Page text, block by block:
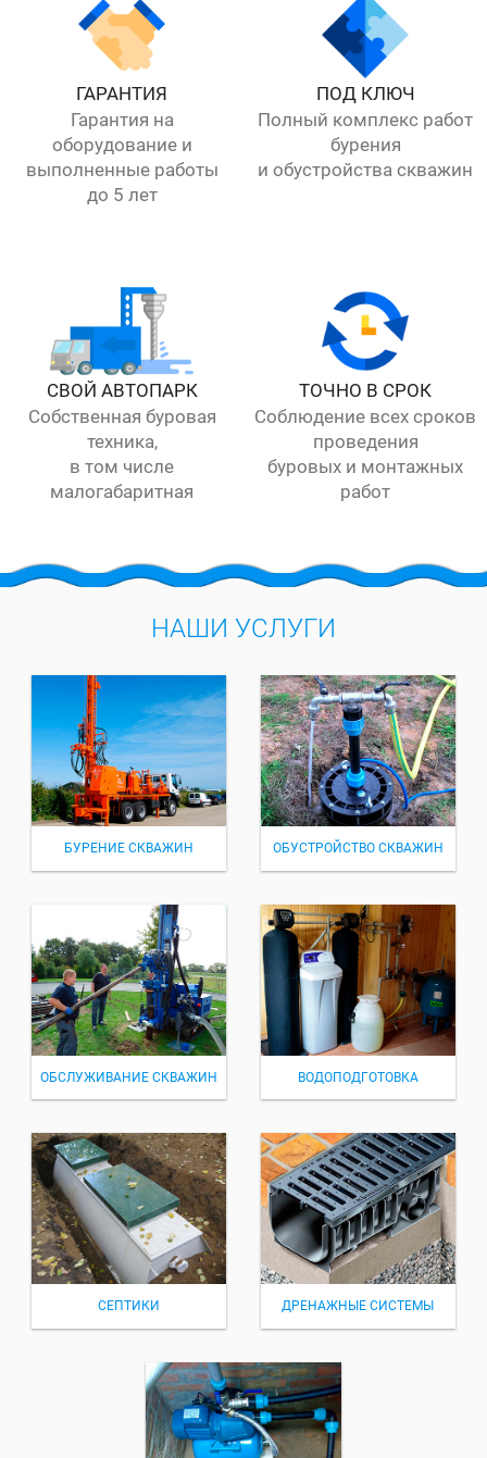
ГАРАНТИЯ
Гарантия на
оборудование и
выполненные работы
до 5 лет
ПОД КЛЮЧ
Полный комплекс работ
бурения
и обустройства скважин
СВОЙ АВТОПАРК
Собственная буровая
техника,
в том числе
малогабаритная
ТОЧНО В СРОК
Соблюдение всех сроков
проведения
буровых и монтажных
работ
НАШИ УСЛУГИ
БУРЕНИЕ СКВАЖИН ОБУСТРОЙСТВО СКВАЖИН
ОБСЛУЖИВАНИЕ СКВАЖИН ВОДОПОДГОТОВКА
СЕПТИКИ ДРЕНАЖНЫЕ СИСТЕМЫ